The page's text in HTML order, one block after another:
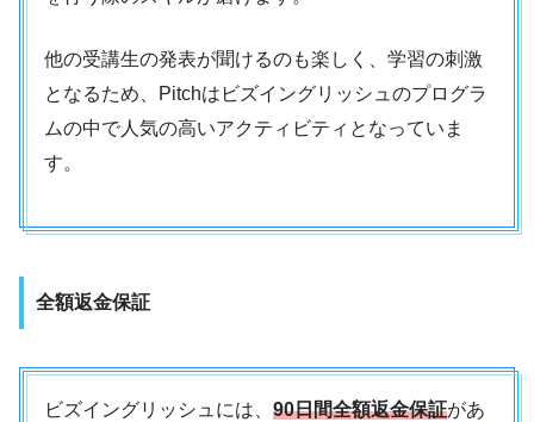
他の受講生の発表が聞けるのも楽しく、学習の刺激
となるため、Pitchはビズイングリッシュのプログラ
ムの中で人気の高いアクティビティとなっていま
す。
全額返金保証
ビズイングリッシュには、 90日間全額返金保証があ